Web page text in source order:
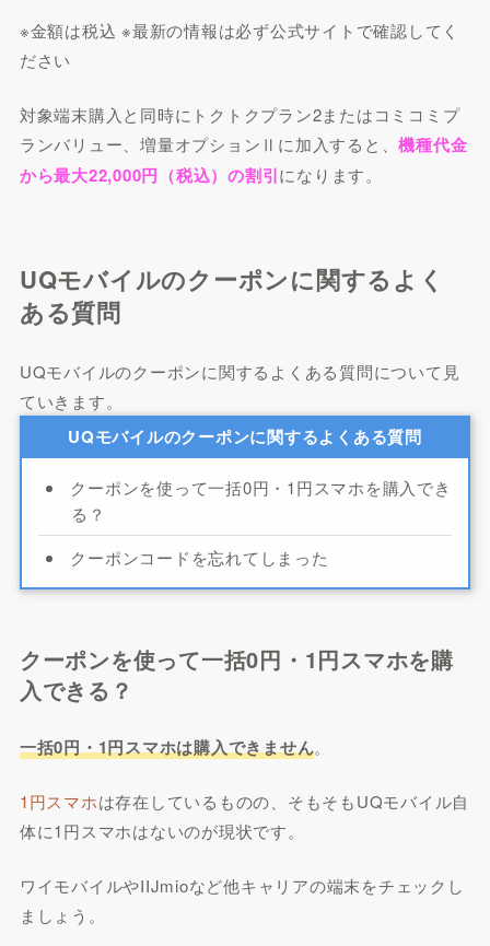
※金額は税込 ※最新の情報は必ず公式サイトで確認してく
ださい
対象端末購入と同時にトクトクプラン2またはコミコミプ
ランバリュー、増量オプションⅡに加入すると、機種代金
から最大22,000円（税込）の割引になります。
UQモバイルのクーポンに関するよく
ある質問
UQモバイルのクーポンに関するよくある質問について見
ていきます。
UQモバイルのクーポンに関するよくある質問
クーポンを使って一括0円・1円スマホを購入でき
る？
クーポンコードを忘れてしまった
クーポンを使って一括0円・1円スマホを購
入できる？
一括0円・1円スマホは購入できません。
1円スマホは存在しているものの、そもそもUQモバイル自
体に1円スマホはないのが現状です。
ワイモバイルやIIJmioなど他キャリアの端末をチェックし
ましょう。